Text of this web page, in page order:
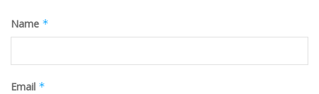
Name *
Email *